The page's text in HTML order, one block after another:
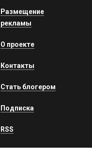
Размещение
рекламы
О проекте
Контакты
Стать блогером
Подписка
RSS